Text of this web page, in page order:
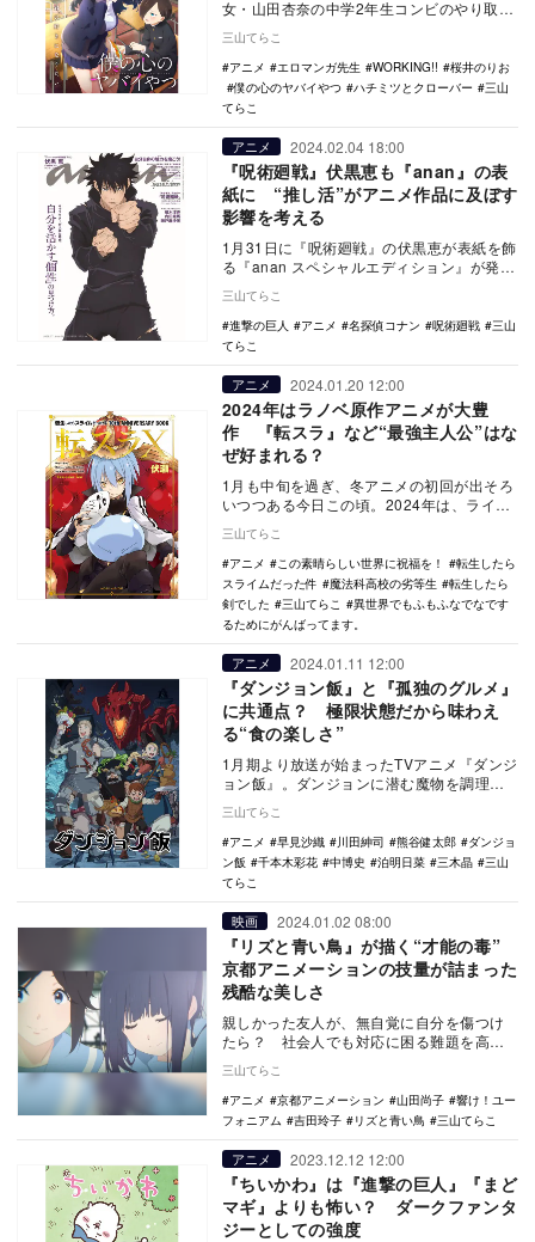
女・山田杏奈の中学2年生コンビのやり取り
TVアニメ…
三山てらこ
アニメ
エロマンガ先生 WORKING!!
桜井のりお
僕の心のヤバイやつ
ハチミツとクローバー
三山
てらこ
アニメ 2024.02.04 18:00
『呪術廻戦』伏黒恵も『anan』の表
紙に “推し活”がアニメ作品に及ぼす
影響を考える
1月31日に『呪術廻戦』の伏黒恵が表紙を飾
る『anan スペシャルエディション』が発売
性…
三山てらこ
進撃の巨人
アニメ 名探偵コナン 呪術廻戦
三山
てらこ
アニメ 2024.01.20 12:00
2024年はラノベ原作アニメが大豊
作 『転スラ』など“最強主人公”はな
ぜ好まれる？
1月も中旬を過ぎ、冬アニメの初回が出そろ
いつつある今日この頃。2024年は、ライト
あること…
三山てらこ
アニメ
この素晴らしい世界に祝福を！
転生したら
スライムだった件
魔法科高校の劣等生
転生したら
剣でした
三山てらこ
異世界でもふもふなでなです
るためにがんばってます。
アニメ 2024.01.11 12:00
『ダンジョン飯』と『孤独のグルメ』
に共通点？ 極限状態だから味わえ
る“食の楽しさ”
1月期より放送が始まったTVアニメ『ダンジ
ョン飯』。ダンジョンに潜む魔物を調理し
一見恐ろし…
三山てらこ
アニメ
早見沙織 川田紳司 熊谷健太郎
ダンジョ
ン飯
千本木彩花 中博史 泊明日菜 三木晶
三山
てらこ
映画 2024.01.02 08:00
『リズと青い鳥』が描く“才能の毒”
京都アニメーションの技量が詰まった
残酷な美しさ
親しかった友人が、無自覚に自分を傷つけ
たら？ 社会人でも対応に困る難題を高校3
い鳥』だと思…
三山てらこ
アニメ
京都アニメーション 山田尚子
響け！ユー
フォニアム
吉田玲子 リズと青い鳥 三山てらこ
アニメ 2023.12.12 12:00
『ちいかわ』は『進撃の巨人』『まど
マギ』よりも怖い？ ダークファンタ
ジーとしての強度